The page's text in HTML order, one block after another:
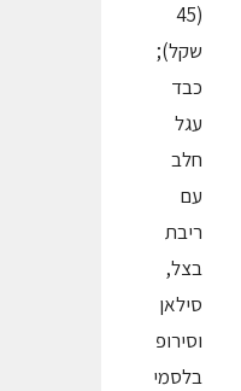
(45
שקל);
כבד
עגל
חלב
עם
ריבת
בצל,
סילאן
וסירופ
בלסמי